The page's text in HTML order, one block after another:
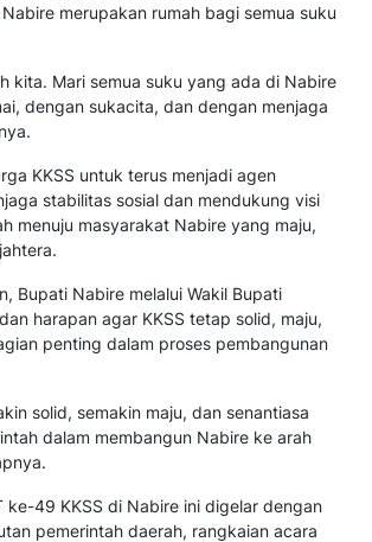
merupakan rumah bagi semua suku
kita. Mari semua suku yang ada di Nabire
dengan sukacita, dan dengan menjaga
KKSS untuk terus menjadi agen
stabilitas sosial dan mendukung visi
menuju masyarakat Nabire yang maju,
Bupati Nabire melalui Wakil Bupati
harapan agar KKSS tetap solid, maju,
penting dalam proses pembangunan
solid, semakin maju, dan senantiasa
dalam membangun Nabire ke arah
ke-49 KKSS di Nabire ini digelar dengan
pemerintah daerah, rangkaian acara